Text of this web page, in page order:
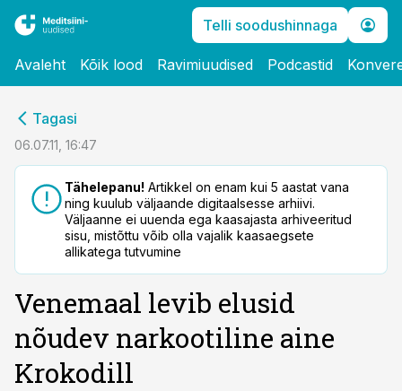
Telli soodushinnaga
Avaleht Kõik lood Ravimiuudised Podcastid
Tagasi
06.07.11, 16:47
Tähelepanu! Artikkel on enam kui 5 aastat vana
ning kuulub väljaande digitaalsesse arhiivi.
Väljaanne ei uuenda ega kaasajasta arhiveeritud
sisu, mistõttu võib olla vajalik kaasaegsete
allikatega tutvumine
Venemaal levib elusid
nõudev narkootiline aine
Krokodill